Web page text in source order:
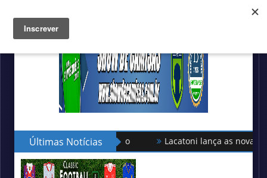
Últimas Notícias Lacatoni lança as novas camisas do